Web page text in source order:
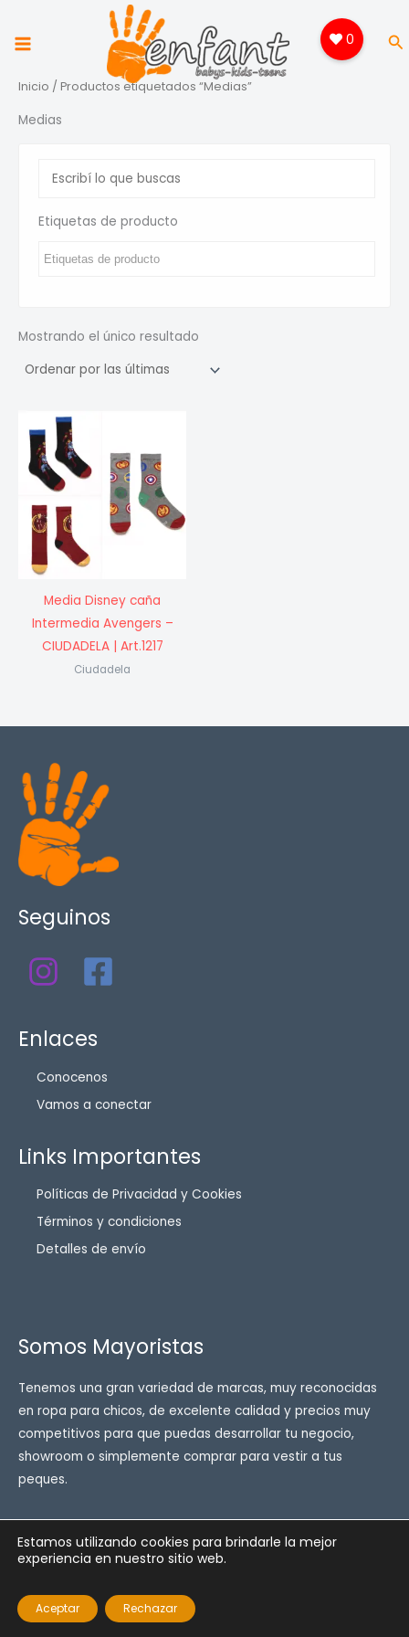
contenido
0
Inicio / Productos etiquetados “Medias”
Medias
Etiquetas de producto
Mostrando el único resultado
Media Disney caña
Intermedia Avengers –
CIUDADELA | Art.1217
Ciudadela
Seguinos
Enlaces
Conocenos
Vamos a conectar
Links Importantes
Políticas de Privacidad y Cookies
Términos y condiciones
Detalles de envío
Somos Mayoristas
Tenemos una gran variedad de marcas, muy reconocidas
en ropa para chicos, de excelente calidad y precios muy
competitivos para que puedas desarrollar tu negocio,
showroom o simplemente comprar para vestir a tus
peques.
Copyright © 2026 Enfant ropa para chicos
Powered by Enfant ropa para chicos
Estamos utilizando cookies para brindarle la mejor
experiencia en nuestro sitio web.
Aceptar Rechazar